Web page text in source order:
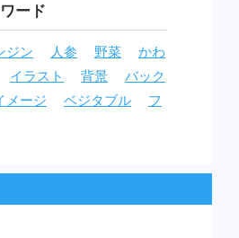
ード
ジン 人参 野菜
かわ
イラスト 背景
バック
メージ ベジタブル
フ